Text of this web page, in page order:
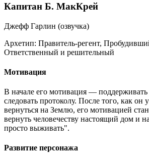
Капитан Б. МакКрей
Джефф Гарлин (озвучка)
Архетип: Правитель-регент,
Ответственный и решительный
Мотивация
В начале его мотивация — поддерживать
следовать протоколу. После того, как он
вернуться на Землю, его мотивацией
вернуть человечеству настоящий дом и
просто выживать".
Развитие персонажа